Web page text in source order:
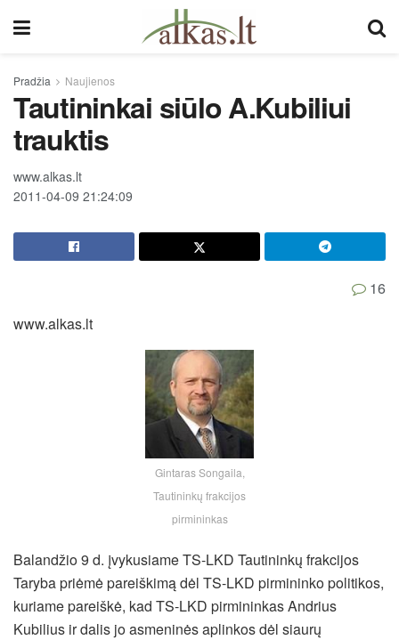
Pradžia Naujienos
Tautininkai siūlo A.Kubiliui
trauktis
www.alkas.lt
2011-04-09 21:24:09
16
www.alkas.lt
Gintaras Songaila,
Tautininkų frakcijos
pirmininkas
Balandžio 9 d. įvykusiame TS-LKD Tautininkų frakcijos
Taryba priėmė pareiškimą dėl TS-LKD pirmininko politikos,
kuriame pareiškė, kad TS-LKD pirmininkas Andrius
Kubilius ir dalis jo asmeninės aplinkos dėl siaurų